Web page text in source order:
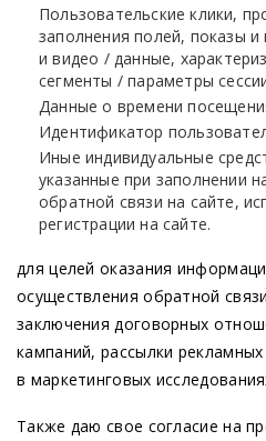
Пользовательские клики,
заполнения полей, показы
и видео / данные,
сегменты / параметры
Данные о времени
Идентификатор
Иные индивидуальные
указанные при заполнении
обратной связи на сайте,
регистрации на сайте.
для целей оказания
осуществления обратной
заключения договорных
кампаний, рассылки
в маркетинговых
Также даю свое согласие на